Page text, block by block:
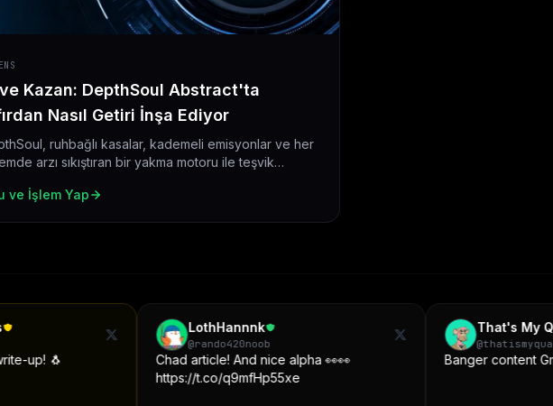
Kazan: DepthSoul Abstract'ta
Nasıl Getiri İnşa Ediyor
ruhbağlı kasalar, kademeli emisyonlar ve her
arzı sıkıştıran bir yakma motoru ile teşvik
ve İşlem Yap
LothHannnk
rando420noob
Chad article! And nice alpha 👀👀
https://t.co/q9mfHp55xe
That's My Quant 🤖🧠
thatismyquant
Banger content Gm @ThePlooshies